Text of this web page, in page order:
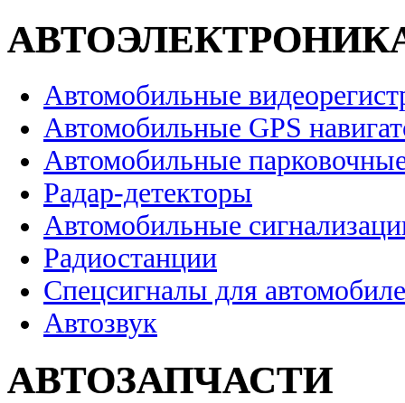
Автомобильные
Автомобильные GPS
Автомобильные
Радар-детекторы
Автомобильные
Радиостанции
Спецсигналы для
Автозвук
АВТОЗАПЧАСТИ